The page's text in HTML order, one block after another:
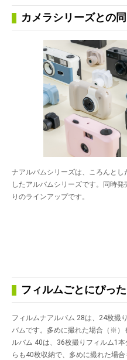
カメラシリーズとの
ナアルバムシリーズは、ころんと
したアルバムシリーズです。同時
りのラインアップです。
フィルムごとにぴっ
フィルムナアルバム 28は、24枚撮
バムです。多めに撮れた場合（※）
ルバム 40は、36枚撮りフィルム1
らも40枚収納で、多めに撮れた場合